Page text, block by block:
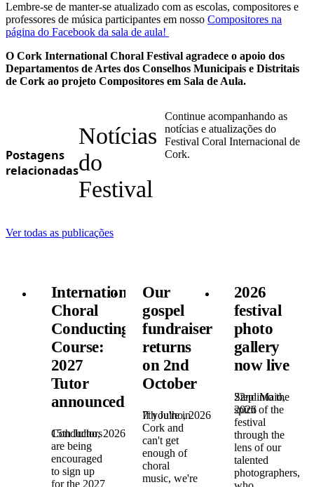
Lembre-se de manter-se atualizado com as escolas, compositores e
professores de música participantes em nosso Compositores na
página do Facebook da sala de aula!
O Cork International Choral Festival agradece o apoio dos
Departamentos de Artes dos Conselhos Municipais e Distritais
de Cork ao projeto Compositores em Sala de Aula.
Postagens
relacionadas
Notícias
do
Festival
Continue acompanhando as
notícias e atualizações do
Festival Coral Internacional de
Cork.
Ver todas as publicações
International
Choral
Conducting
Course:
2027
Tutor
announced!
15th Julho, 2026
Conductors
are being
encouraged
to sign up
for the 2027
Our
gospel
fundraiser
returns
on 2nd
October
7th Julho, 2026
If you're in
Cork and
can't get
enough of
choral
music, we're
2026
festival
photo
gallery
now live
22nd Maio,
2026
Step into the
spirit of the
festival
through the
lens of our
talented
photographers,